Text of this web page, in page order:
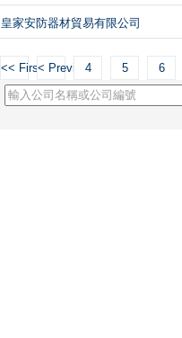
皇家安防器材貿易有限公司
<< First< Previous
4 5 6